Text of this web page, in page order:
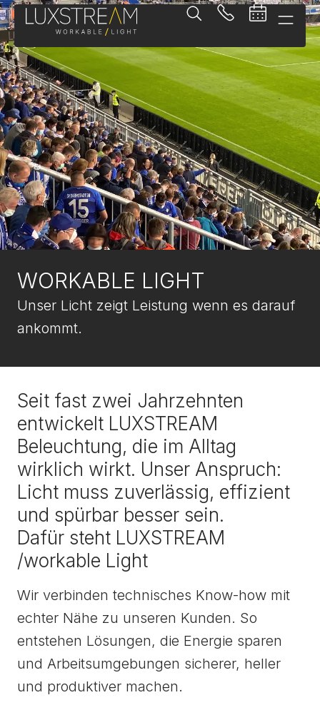
WORKABLE LIGHT
Unser Licht zeigt Leistung wenn es darauf
ankommt.
Seit fast zwei Jahrzehnten
entwickelt LUXSTREAM
Beleuchtung, die im Alltag
wirklich wirkt. Unser Anspruch:
Licht muss zuverlässig, effizient
und spürbar besser sein.
Dafür steht LUXSTREAM
/workable Light
Wir verbinden technisches Know-how mit
echter Nähe zu unseren Kunden. So
entstehen Lösungen, die Energie sparen
und Arbeitsumgebungen sicherer, heller
und produktiver machen.